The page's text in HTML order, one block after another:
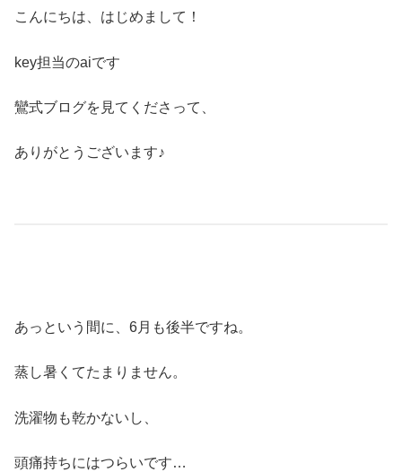
こんにちは、はじめまして！
key担当のaiです
鸞式ブログを見てくださって、
ありがとうございます♪
あっという間に、6月も後半ですね。
蒸し暑くてたまりません。
洗濯物も乾かないし、
頭痛持ちにはつらいです…